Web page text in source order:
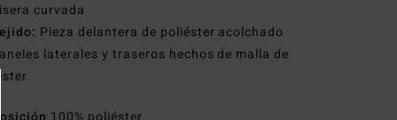
curvada
Pieza delantera de poliéster acolchado
laterales y traseros hechos de malla de